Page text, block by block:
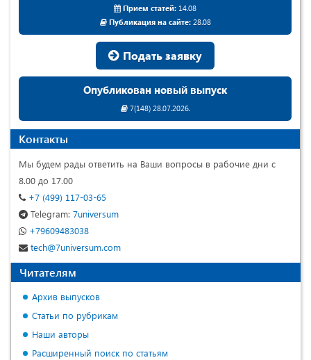
Прием статей: 14.08
Публикация на сайте:28.08
Подать заявку
Опубликован новый выпуск
7(148) 28.07.2026.
Контакты
Мы будем рады ответить на Ваши вопросы в рабочие дни с
8.00 до 17.00
+7 (499) 117-03-65
Telegram: 7universum
+79609483038
tech@7universum.com
Читателям
Архив выпусков
Статьи по рубрикам
Наши авторы
Расширенный поиск по статьям